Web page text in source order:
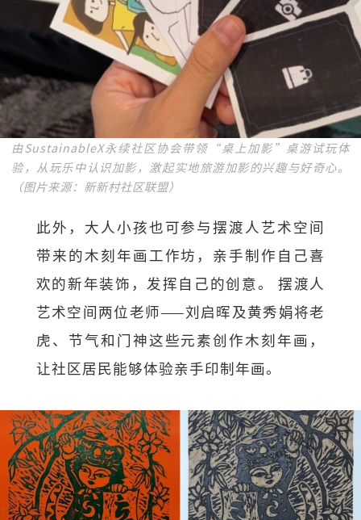
由SustainableX永续社区协会带领“桌上加影”桌游试玩体
验，从玩乐中认识加影，激起实地旅游加影的兴趣与好奇心。
（图片来源：新新村社区联盟）
此外，大人小孩也可参与摆渡人艺术空间
带来的木刻年画工作坊，亲手制作自己喜
欢的新年装饰，发挥自己的创意。 摆渡人
艺术空间两位老师——刘启晖及黄秀娟将老
虎、节气和门神这些元素创作木刻年画，
让社区居民能够体验亲手印制年画。